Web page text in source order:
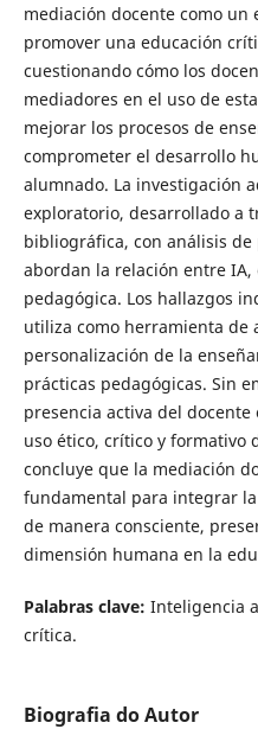
mediación docente como un
promover una educación
cuestionando cómo los
mediadores en el uso de
mejorar los procesos de
comprometer el desarrollo
alumnado. La investigación
exploratorio, desarrollado a
bibliográfica, con análisis
abordan la relación entre IA,
pedagógica. Los hallazgos
utiliza como herramienta de
personalización de la
prácticas pedagógicas. Sin
presencia activa del
uso ético, crítico y formativo
concluye que la mediación
fundamental para integrar
de manera consciente,
dimensión humana en la
Palabras clave: Inteligencia
crítica.
Biografia do Autor